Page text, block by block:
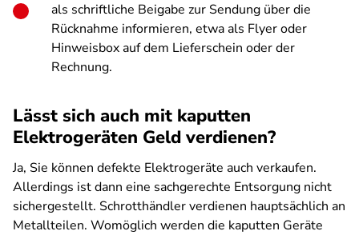
als schriftliche Beigabe zur Sendung über die
Rücknahme informieren, etwa als Flyer oder
Hinweisbox auf dem Lieferschein oder der
Rechnung.
Lässt sich auch mit kaputten
Elektrogeräten Geld verdienen?
Ja, Sie können defekte Elektrogeräte auch verkaufen.
Allerdings ist dann eine sachgerechte Entsorgung nicht
sichergestellt. Schrotthändler verdienen hauptsächlich an
Metallteilen. Womöglich werden die kaputten Geräte